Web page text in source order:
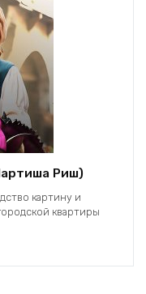
Риш)
картину и
квартиры